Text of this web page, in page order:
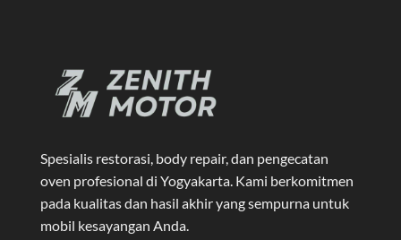
Spesialis restorasi, body repair, dan pengecatan
oven profesional di Yogyakarta . Kami berkomitmen
pada kualitas dan hasil akhir yang sempurna untuk
mobil kesayangan Anda.